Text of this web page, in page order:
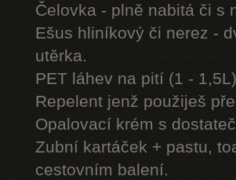
Čelovka - plně nabitá či s
Ešus hliníkový či nerez -
utěrka.
PET láhev na pití (1 - 1,5L)
Repelent jenž použiješ
Opalovací krém s
Zubní kartáček + pastu,
cestovním balení.